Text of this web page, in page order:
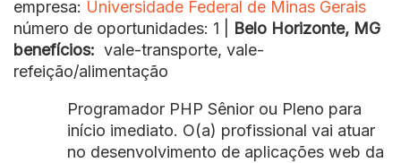
empresa: Universidade Federal de Minas Gerais
número de oportunidades: 1 | Belo Horizonte, MG
benefícios: vale-transporte, vale-
refeição/alimentação
Programador PHP Sênior ou Pleno para
início imediato. O(a) profissional vai atuar
no desenvolvimento de aplicações web da